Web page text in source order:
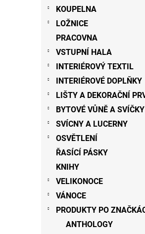
KOUPELNA
LOŽNICE
PRACOVNA
VSTUPNÍ HALA
INTERIÉROVÝ TEXTIL
INTERIÉROVÉ DOPLŇKY
LIŠTY A DEKORAČNÍ
BYTOVÉ VŮNĚ A SVÍČKY
SVÍCNY A LUCERNY
OSVĚTLENÍ
ŘASÍCÍ PÁSKY
KNIHY
VELIKONOCE
VÁNOCE
PRODUKTY PO
ANTHOLOGY